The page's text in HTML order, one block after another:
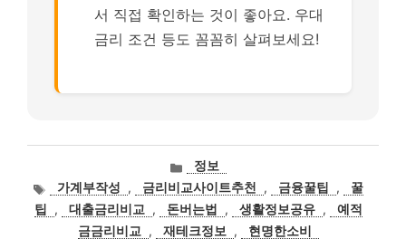
서 직접 확인하는 것이 좋아요. 우대
금리 조건 등도 꼼꼼히 살펴보세요!
카
테
고
리
정보
태가계부작성 , 금리비교사이트추천 , 금융꿀팁 ,
꿀
팁
, 대출금리비교 , 돈버는법 , 생활정보공유 ,
예적
금금리비교
, 재테크정보 ,
현명한소비